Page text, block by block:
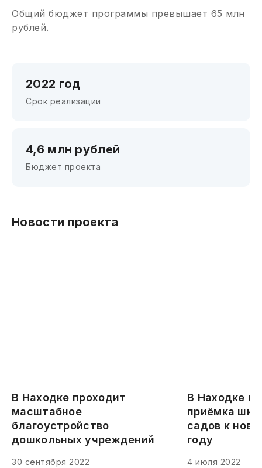
Общий бюджет программы превышает 65 млн
рублей.
2022 год
Срок реализации
4,6 млн рублей
Бюджет проекта
Новости проекта
В Находке проходит
масштабное
благоустройство
дошкольных учреждений
30 сентября 2022
В Находке
приёмка
садов к
году
4 июля 2022